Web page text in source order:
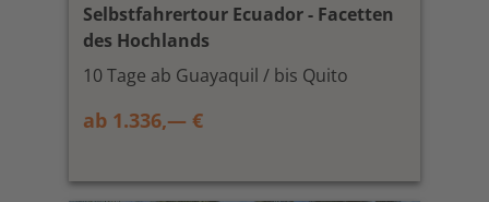
Selbstfahrertour Ecuador - Facetten
des Hochlands
10 Tage ab Guayaquil / bis Quito
ab 1.336,— €